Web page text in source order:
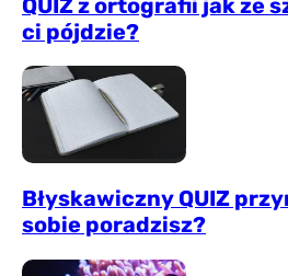
ci pójdzie?
Błyskawiczny QUIZ
sobie poradzisz?